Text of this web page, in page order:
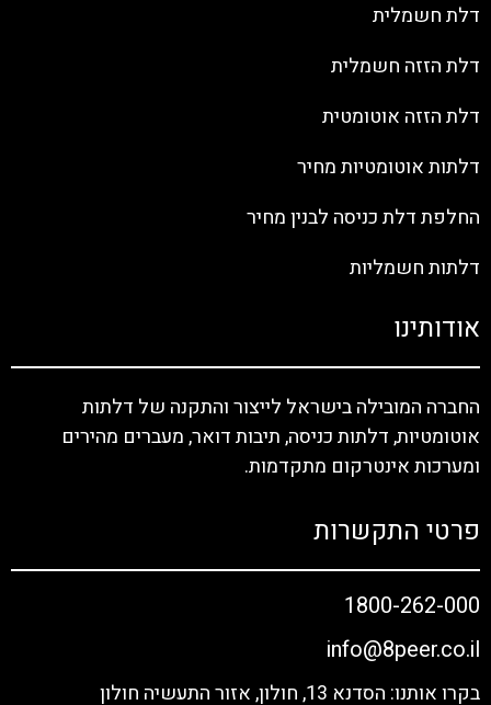
דלת חשמלית
דלת הזזה חשמלית
דלת הזזה אוטומטית
דלתות אוטומטיות מחיר
החלפת דלת כניסה לבנין מחיר
דלתות חשמליות
אודותינו
החברה המובילה בישראל לייצור והתקנה של דלתות
אוטומטיות, דלתות כניסה, תיבות דואר, מעברים מהירים
ומערכות אינטרקום מתקדמות.
פרטי התקשרות
1800-262-000
info@8peer.co.il
בקרו אותנו: הסדנא 13, חולון, אזור התעשיה חולון